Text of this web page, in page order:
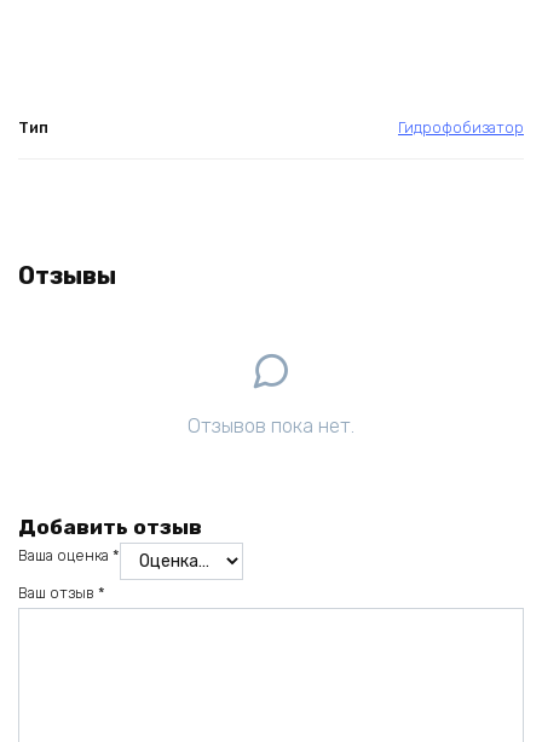
Тип Гидрофобизатор
Отзывы
Отзывов пока нет.
Добавить отзыв
Ваша оценка *
Ваш отзыв *